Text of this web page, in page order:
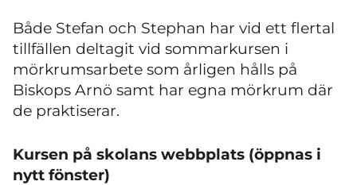
Både Stefan och Stephan har vid ett flertal
tillfällen deltagit vid sommarkursen i
mörkrumsarbete som årligen hålls på
Biskops Arnö samt har egna mörkrum där
de praktiserar.
Kursen på skolans webbplats (öppnas i
nytt fönster)